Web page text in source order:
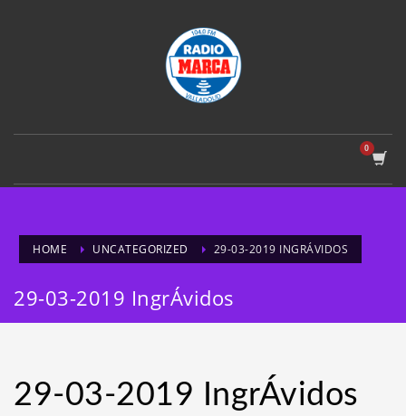
HOME UNCATEGORIZED 29-03-2019 INGRÁVIDOS
29-03-2019 IngrÁvidos
29-03-2019 IngrÁvidos